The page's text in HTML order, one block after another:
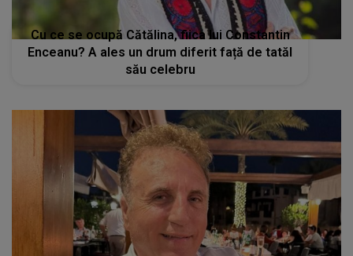
Cu ce se ocupă Cătălina, fiica lui Constantin
Enceanu? A ales un drum diferit față de tatăl
său celebru